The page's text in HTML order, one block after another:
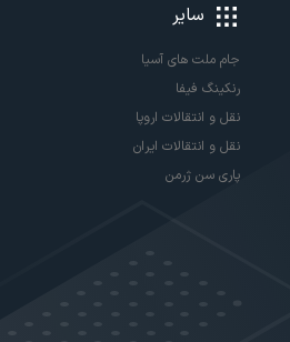
سایر
جام ملت های آسیا
رنکینگ فیفا
نقل و انتقالات اروپا
نقل و انتقالات ایران
پاری سن ژرمن